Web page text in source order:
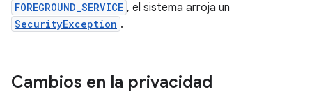
FOREGROUND_SERVICE , el sistema arroja un
SecurityException .
Cambios en la privacidad